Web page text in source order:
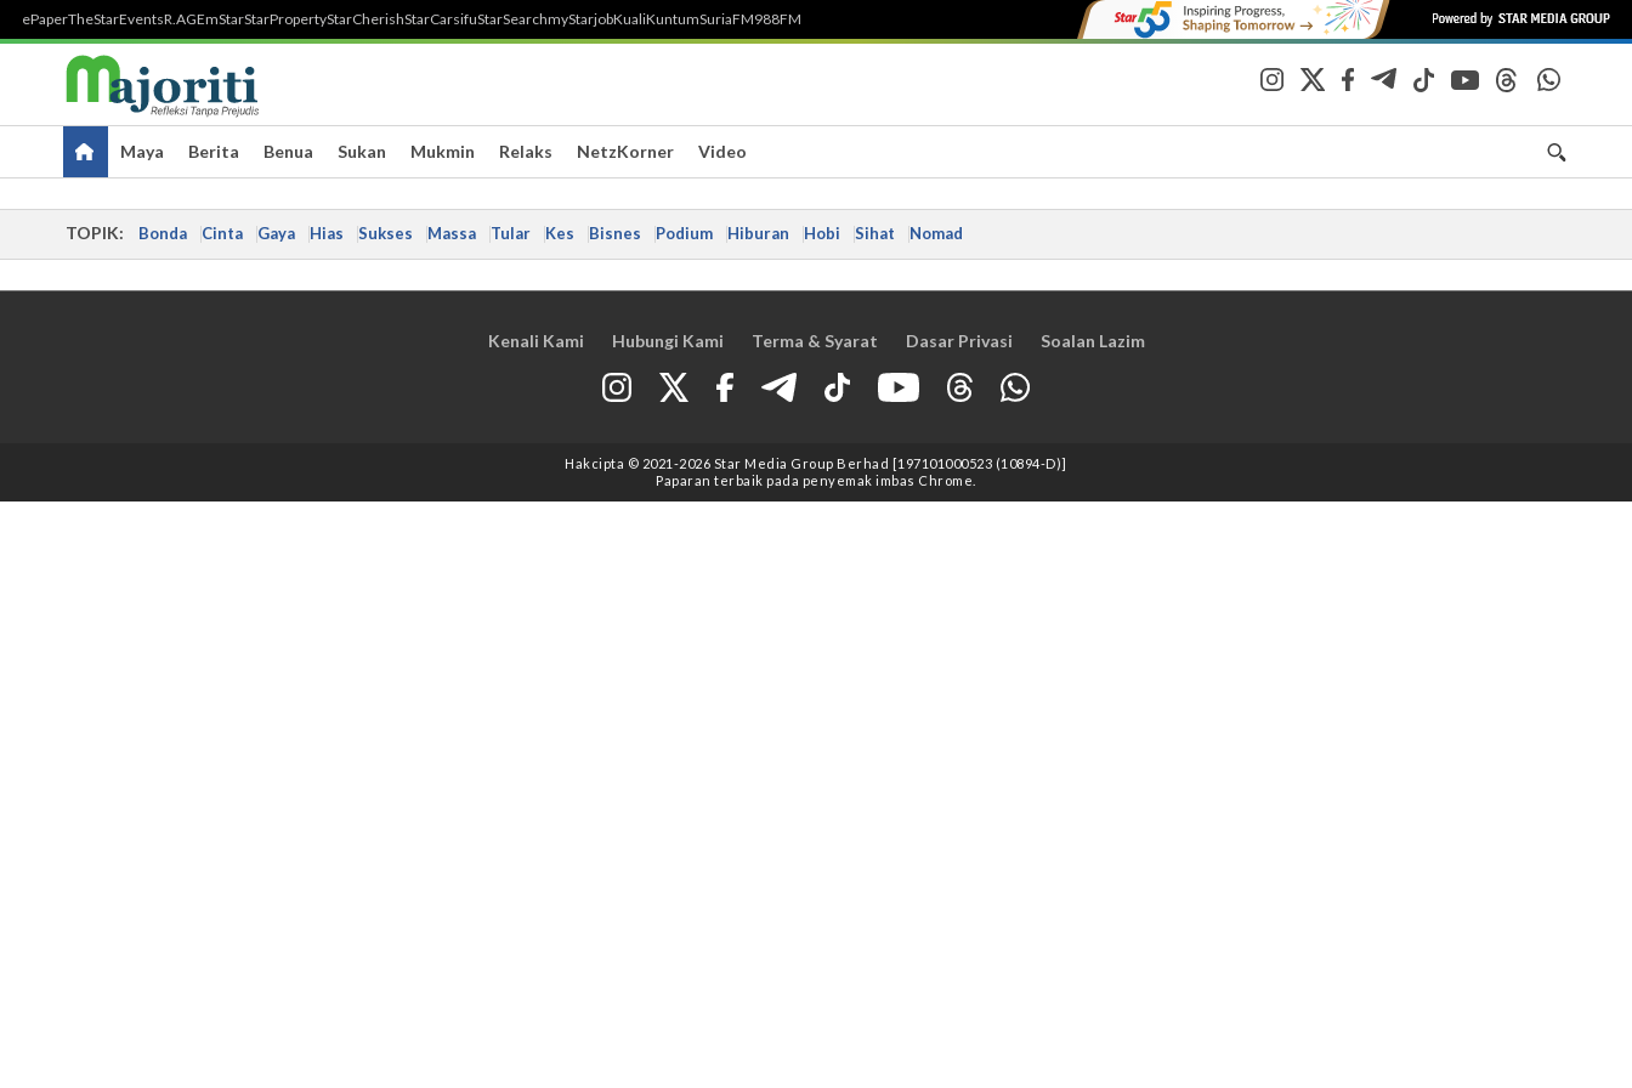
ePaperTheStarEventsR.AGEmStarStarPropertyStarCherishStarCarsifuStarSearchmyStarjobKualiKuntumSuriaFM988FM
Maya Berita Benua Sukan Mukmin Relaks NetzKorner Video
TOPIK: Bonda Cinta Gaya Hias Sukses Massa Tular Kes Bisnes Podium Hiburan Hobi Sihat Nomad
Kenali Kami Hubungi Kami Terma & Syarat Dasar Privasi Soalan Lazim
Hakcipta © 2021 -2026 Star Media Group Berhad [197101000523 (10894-D)]
Paparan terbaik pada penyemak imbas Chrome.